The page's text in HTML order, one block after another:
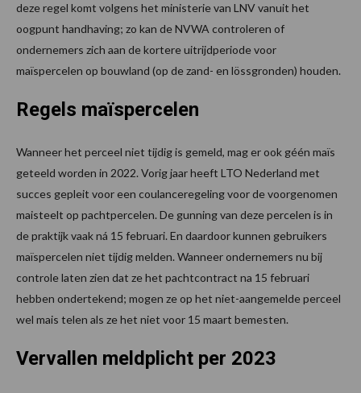
deze regel komt volgens het ministerie van LNV vanuit het
oogpunt handhaving; zo kan de NVWA controleren of
ondernemers zich aan de kortere uitrijdperiode voor
maïspercelen op bouwland (op de zand- en lössgronden) houden.
Regels maïspercelen
Wanneer het perceel niet tijdig is gemeld, mag er ook géén maïs
geteeld worden in 2022. Vorig jaar heeft LTO Nederland met
succes gepleit voor een coulanceregeling voor de voorgenomen
maisteelt op pachtpercelen. De gunning van deze percelen is in
de praktijk vaak ná 15 februari. En daardoor kunnen gebruikers
maïspercelen niet tijdig melden. Wanneer ondernemers nu bij
controle laten zien dat ze het pachtcontract na 15 februari
hebben ondertekend; mogen ze op het niet-aangemelde perceel
wel mais telen als ze het niet voor 15 maart bemesten.
Vervallen meldplicht per 2023